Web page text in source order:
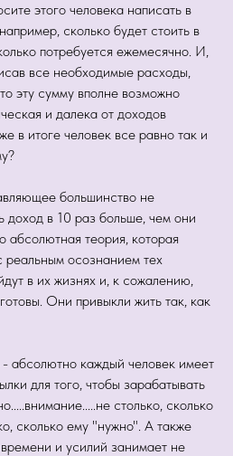
этого человека написать в
сколько будет стоить в
потребуется ежемесячно. И,
все необходимые расходы,
эту сумму вполне возможно
и далека от доходов
в итоге человек все равно так и
большинство не
доход в 10 раз больше, чем они
абсолютная теория, которая
реальным осознанием тех
в их жизнях и, к сожалению,
Они привыкли жить так, как
абсолютно каждый человек имеет
для того, чтобы зарабатывать
столько, сколько
сколько ему "нужно". А также
и усилий занимает не